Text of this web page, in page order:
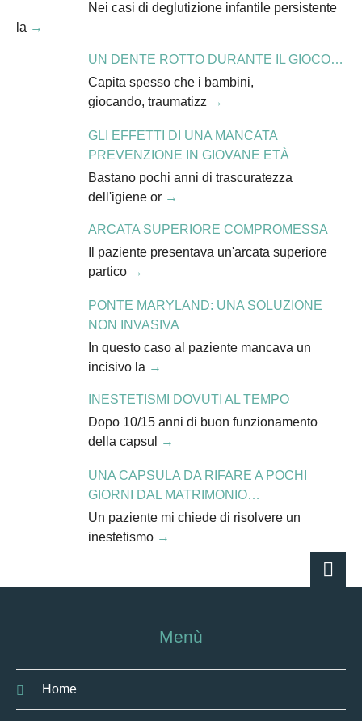
Nei casi di deglutizione infantile persistente
la
UN DENTE ROTTO DURANTE IL GIOCO…
Capita spesso che i bambini,
giocando, traumatizz
GLI EFFETTI DI UNA MANCATA
PREVENZIONE IN GIOVANE ETÀ
Bastano pochi anni di trascuratezza
dell'igiene or
ARCATA SUPERIORE COMPROMESSA
Il paziente presentava un'arcata superiore
partico
PONTE MARYLAND: UNA SOLUZIONE
NON INVASIVA
In questo caso al paziente mancava un
incisivo la
INESTETISMI DOVUTI AL TEMPO
Dopo 10/15 anni di buon funzionamento
della capsul
UNA CAPSULA DA RIFARE A POCHI
GIORNI DAL MATRIMONIO…
Un paziente mi chiede di risolvere un
inestetismo
Menù
Home